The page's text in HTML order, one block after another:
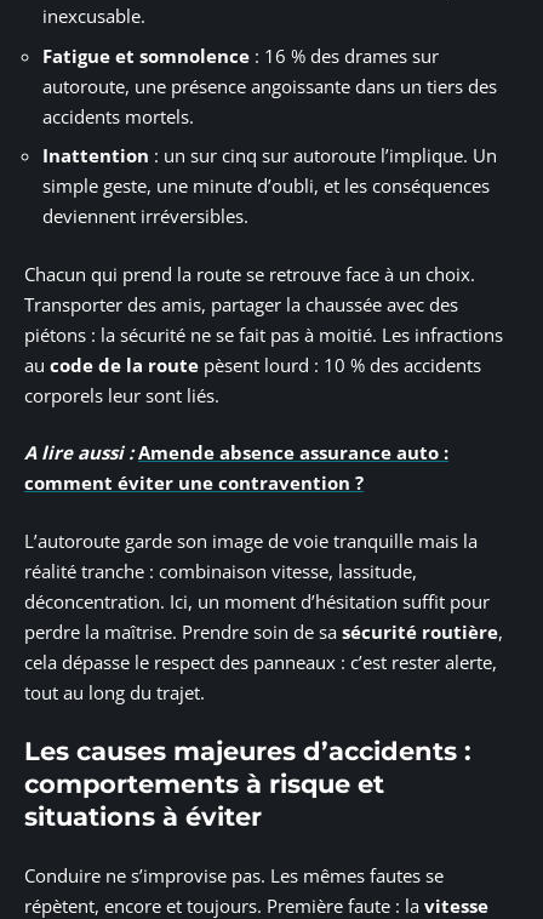
inexcusable.
Fatigue et somnolence : 16 % des drames sur
autoroute, une présence angoissante dans un tiers des
accidents mortels.
Inattention : un sur cinq sur autoroute l’implique. Un
simple geste, une minute d’oubli, et les conséquences
deviennent irréversibles.
Chacun qui prend la route se retrouve face à un choix.
Transporter des amis, partager la chaussée avec des
piétons : la sécurité ne se fait pas à moitié. Les infractions
au code de la route pèsent lourd : 10 % des accidents
corporels leur sont liés.
A lire aussi : Amende absence assurance auto :
comment éviter une contravention ?
L’autoroute garde son image de voie tranquille mais la
réalité tranche : combinaison vitesse, lassitude,
déconcentration. Ici, un moment d’hésitation suffit pour
perdre la maîtrise. Prendre soin de sa sécurité routière,
cela dépasse le respect des panneaux : c’est rester alerte,
tout au long du trajet.
Les causes majeures d’accidents :
comportements à risque et
situations à éviter
Conduire ne s’improvise pas. Les mêmes fautes se
répètent, encore et toujours. Première faute : la vitesse